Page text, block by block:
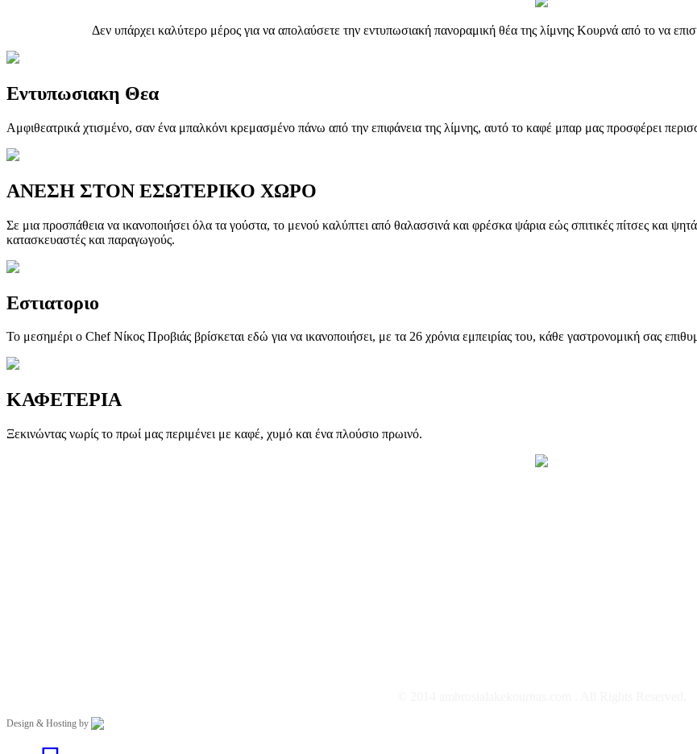
Δεν υπάρχει καλύτερο μέρος για να απολαύσετε την εντυπωσιακή πανοραμική θέα της λίμνης Kουρνά από το να
Εντυπωσιακη Θεα
Αμφιθεατρικά χτισμένο, σαν ένα μπαλκόνι κρεμασμένο πάνω από την επιφάνεια της λίμνης, αυτό το καφέ μπαρ μας προσφέρει
ΑΝΕΣΗ ΣΤΟΝ ΕΣΩΤΕΡΙΚΟ ΧΩΡΟ
Σε μια προσπάθεια να ικανοποιήσει όλα τα γούστα, το μενού καλύπτει από θαλασσινά και φρέσκα ψάρια εώς σπιτικές πίτσες και
κατασκευαστές και παραγωγούς.
Εστιατοριο
Το μεσημέρι ο Chef Νίκος Προβιάς βρίσκεται εδώ για να ικανοποιήσει, με τα 26 χρόνια εμπειρίας του, κάθε γαστρονομική σας
ΚΑΦΕΤΕΡΙΑ
Ξεκινώντας νωρίς το πρωί μας περιμένει με καφέ, χυμό και ένα πλούσιο πρωινό.
Design & Hosting by